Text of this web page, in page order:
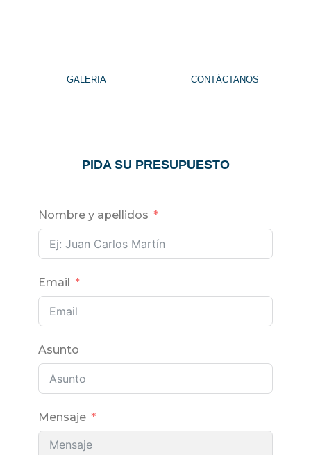
GALERIA CONTÁCTANOS
PIDA SU PRESUPUESTO
Nombre y apellidos
Email
Asunto
Mensaje